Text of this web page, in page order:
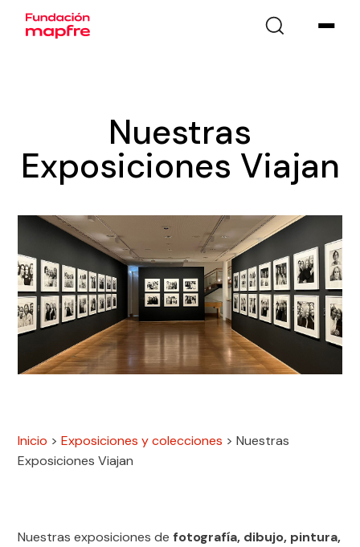
Nuestras
Exposiciones Viajan
Inicio >Exposiciones y colecciones >Nuestras
Exposiciones Viajan
Nuestras exposiciones de fotografía, dibujo, pintura,